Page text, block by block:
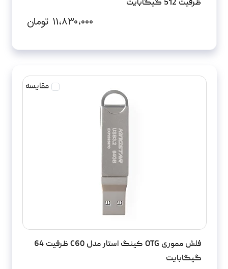
ظرفیت 512 گیگابایت
۱۱،۸۳۰،۰۰۰ تومان
مقایسه
فلش مموری OTG کینگ استار مدل C60 ظرفیت 64
گیگابایت